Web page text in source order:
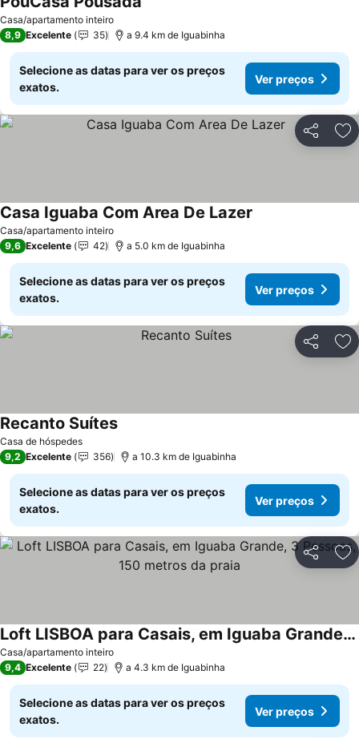
Casa/apartamento inteiro
8,9 Excelente 35 a 9.4 km de Iguabinha
Selecione as datas para ver os preços
exatos.
Ver preços
Partilhar
Casa/apartamento inteiro
Casa Iguaba Com Area De Lazer
9,6 Excelente 42 a 5.0 km de Iguabinha
Selecione as datas para ver os preços
exatos.
Ver preços
Partilhar
Casa de hóspedes
Recanto Suítes
9,2 Excelente 356 a 10.3 km de Iguabinha
Selecione as datas para ver os preços
exatos.
Ver preços
Partilhar
Casa/apartamento inteiro
Loft LISBOA para Casais, em Iguaba Grande, 3 Pessoas, 150 metros da praia
9,4 Excelente 22 a 4.3 km de Iguabinha
Selecione as datas para ver os preços
exatos.
Ver preços